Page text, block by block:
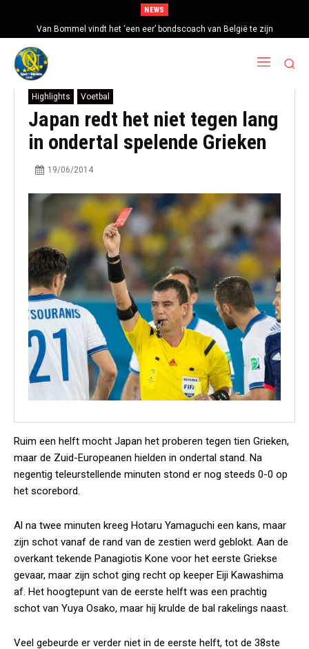
NEWS
Van Bommel vindt het ‘een eer’ bondscoach van België te zijn
Highlights Voetbal
Japan redt het niet tegen lang
in ondertal spelende Grieken
19/06/2014
Ruim een helft mocht Japan het proberen tegen tien Grieken,
maar de Zuid-Europeanen hielden in ondertal stand. Na
negentig teleurstellende minuten stond er nog steeds 0-0 op
het scorebord.
Al na twee minuten kreeg Hotaru Yamaguchi een kans, maar
zijn schot vanaf de rand van de zestien werd geblokt. Aan de
overkant tekende Panagiotis Kone voor het eerste Griekse
gevaar, maar zijn schot ging recht op keeper Eiji Kawashima
af. Het hoogtepunt van de eerste helft was een prachtig
schot van Yuya Osako, maar hij krulde de bal rakelings naast.
Veel gebeurde er verder niet in de eerste helft, tot de 38ste